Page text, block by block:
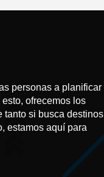
personas a planificar
ofrecemos los
tanto si busca destinos
estamos aquí para